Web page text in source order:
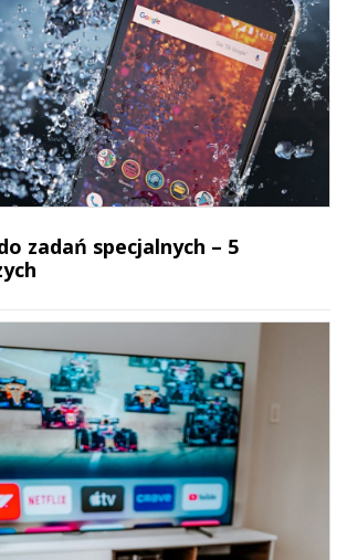
zadań specjalnych – 5